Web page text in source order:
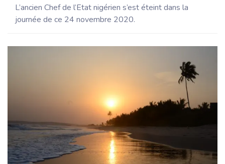
L’ancien Chef de l’Etat nigérien s’est éteint dans la
journée de ce 24 novembre 2020.